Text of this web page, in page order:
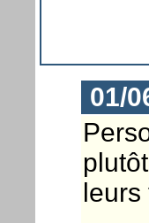
01/
leurs